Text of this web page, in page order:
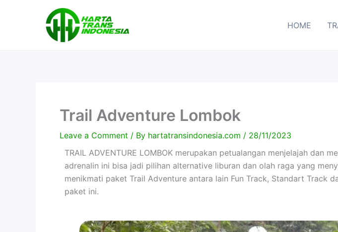
HOME
Trail Adventure Lombok
Leave a Comment / By hartatransindonesia.com / 28/11/2023
TRAIL ADVENTURE LOMBOK merupakan petualangan menjelajah dan
adrenalin ini bisa jadi pilihan alternative liburan dan olah raga yang
menikmati paket Trail Adventure antara lain Fun Track, Standart Track
paket ini.